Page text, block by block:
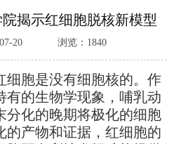
揭示红细胞脱核新模型
20 浏览： 1840
细胞是没有细胞核的。作
有的生物学现象，哺乳动
分化的晚期将极化的细胞
的产物和证据，红细胞的